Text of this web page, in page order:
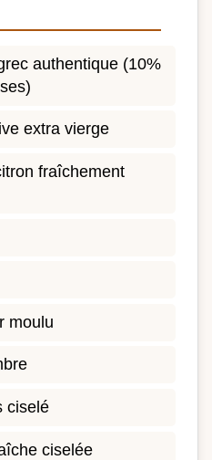
authentique (10%
extra vierge
fraîchement
moulu
ciselé
ciselée